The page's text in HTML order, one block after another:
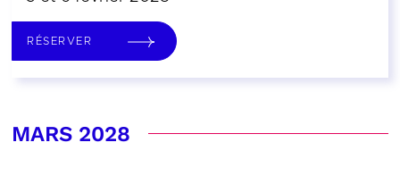
RÉSERVER
MARS 2028